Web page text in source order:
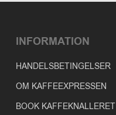
INFORMATION
HANDELSBETINGELSER
OM KAFFEEXPRESSEN
BOOK KAFFEKNALLERET